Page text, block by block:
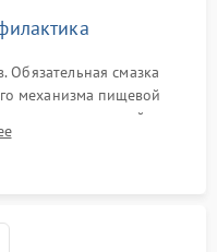
Обязательная смазка
механизма пищевой
программной
от кофейных масел.